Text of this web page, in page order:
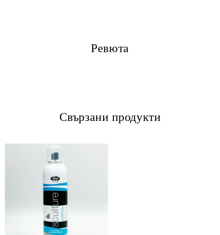
Ревюта
Свързани продукти